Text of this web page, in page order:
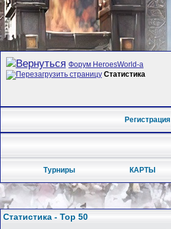
Форум HeroesWorld-а
Статистика
Регистрация
Турниры КАРТЫ
Статистика - Top 50